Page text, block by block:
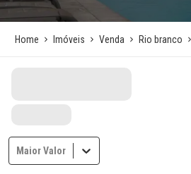
Home Imóveis Venda Rio branco
Maior Valor